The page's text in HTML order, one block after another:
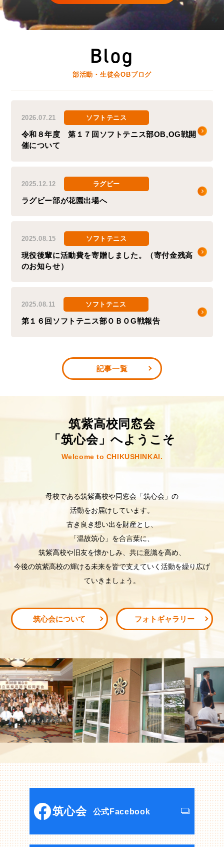
Blog
部活動・生徒会OBブログ
2026.07.21 ソフトテニス
令和８年度 第１７回ソフトテニス部OB,OG戦開
催について
2025.12.12 ラグビー
ラグビー部が花園出場へ
2025.08.15 ソフトテニス
現役後輩に活動費を寄贈しました。（寄付金残高
のお知らせ）
2025.08.11 ソフトテニス
第１６回ソフトテニス部ＯＢＯG戦報告
記事一覧
筑紫⾼校同窓会
「筑⼼会」へようこそ
Welcome to CHIKUSHINKAI.
⺟校である筑紫⾼校や同窓会「筑⼼会」の
活動をお届けしています。
古き良き想い出を財産とし、
「温故筑⼼」を合⾔葉に、
筑紫⾼校や旧友を懐かしみ、共に意識を⾼め、
今後の筑紫⾼校の輝ける未来を皆で⽀えていく活動を繰り広げ
ていきましょう。
筑心会について フォトギャラリー
筑心会 公式Facebook